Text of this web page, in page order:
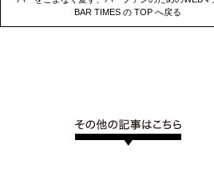
BAR TIMES の TOP へ戻る